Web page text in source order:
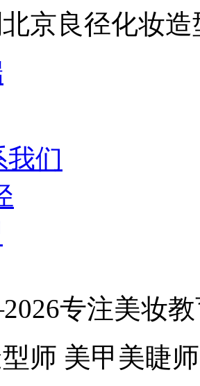
京良径化妆
我们
专注美妆教
师 美甲美睫